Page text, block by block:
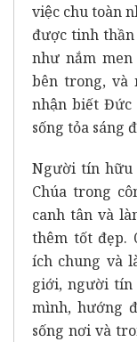
việc chu toàn
được tinh
như nắm
bên trong, và
nhận biết Đức
sống tỏa sáng
Người tín hữu
Chúa trong
canh tân và
thêm tốt đẹp.
ích chung và
giới, người tín
mình, hướng
sống nơi và